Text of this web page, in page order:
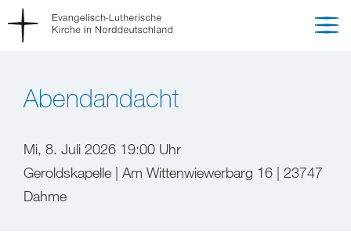
Abendandacht
Mi, 8. Juli 2026 19:00 Uhr
Geroldskapelle | Am Wittenwiewerbarg 16 | 23747
Dahme